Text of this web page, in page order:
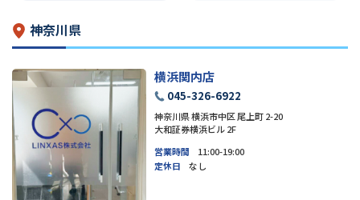
神奈川県
横浜関内店
045-326-6922
神奈川県 横浜市中区 尾上町 2-20
大和証券横浜ビル 2F
営業時間
11:00-19:00
定休日
なし